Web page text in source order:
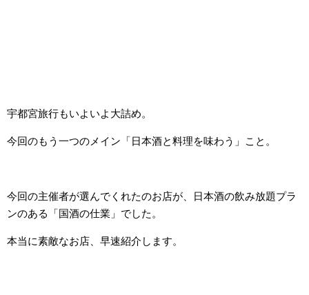
宇都宮旅行もいよいよ大詰め。
今回のもう一つのメイン「日本酒と料理を味わう」こと。
今回の主催者が選んでくれたのお店が、日本酒の飲み放題プラ
ンのある「国酒の仕業」でした。
本当に素敵なお店、早速紹介します。